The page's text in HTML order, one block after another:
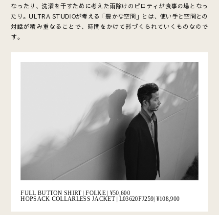
なったり、洗濯を干すために考えた雨除けのピロティが食事の場となっ
たり。ULTRA STUDIOが考える「豊かな空間」とは、使い手と空間との
対話が積み重なることで、時間をかけて形づくられていくものなので
す。
FULL BUTTON SHIRT | FOLKE |
¥50,600
HOPSACK COLLARLESS JACKET | L03620FJ259| ¥108,900